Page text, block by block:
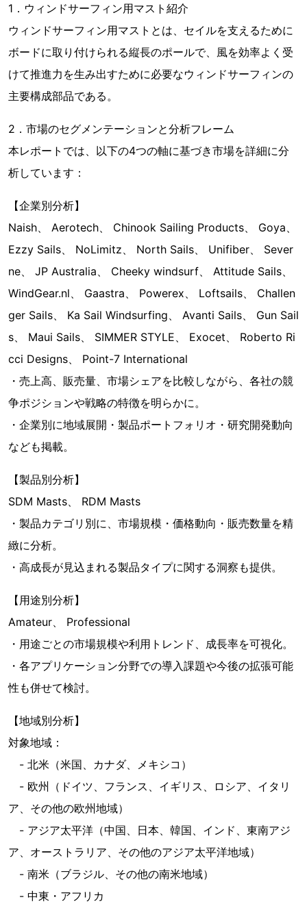
1．ウィンドサーフィン用マスト紹介
ウィンドサーフィン用マストとは、セイルを支えるために
ボードに取り付けられる縦長のポールで、風を効率よく受
けて推進力を生み出すために必要なウィンドサーフィンの
主要構成部品である。
2．市場のセグメンテーションと分析フレーム
本レポートでは、以下の4つの軸に基づき市場を詳細に分
析しています：
【企業別分析】
Naish、 Aerotech、 Chinook Sailing Products、 Goya、
Ezzy Sails、 NoLimitz、 North Sails、 Unifiber、 Sever
ne、 JP Australia、 Cheeky windsurf、 Attitude Sails、
WindGear.nl、 Gaastra、 Powerex、 Loftsails、 Challen
ger Sails、 Ka Sail Windsurfing、 Avanti Sails、 Gun Sail
s、 Maui Sails、 SIMMER STYLE、 Exocet、 Roberto Ri
cci Designs、 Point-7 International
・売上高、販売量、市場シェアを比較しながら、各社の競
争ポジションや戦略の特徴を明らかに。
・企業別に地域展開・製品ポートフォリオ・研究開発動向
なども掲載。
【製品別分析】
SDM Masts、 RDM Masts
・製品カテゴリ別に、市場規模・価格動向・販売数量を精
緻に分析。
・高成長が見込まれる製品タイプに関する洞察も提供。
【用途別分析】
Amateur、 Professional
・用途ごとの市場規模や利用トレンド、成長率を可視化。
・各アプリケーション分野での導入課題や今後の拡張可能
性も併せて検討。
【地域別分析】
対象地域：
- 北米（米国、カナダ、メキシコ）
- 欧州（ドイツ、フランス、イギリス、ロシア、イタリ
ア、その他の欧州地域）
- アジア太平洋（中国、日本、韓国、インド、東南アジ
ア、オーストラリア、その他のアジア太平洋地域）
- 南米（ブラジル、その他の南米地域）
- 中東・アフリカ